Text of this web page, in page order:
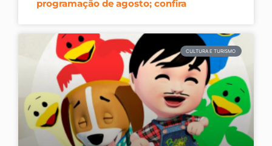
programação de agosto; confira
CULTURA E TURISMO